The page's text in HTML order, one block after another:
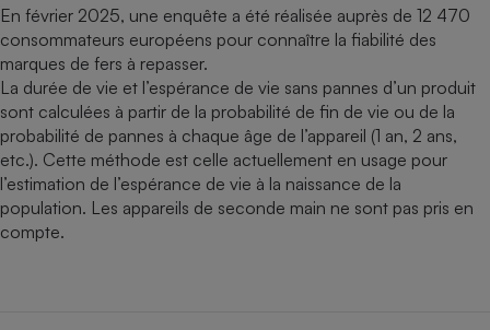
En février 2025, une enquête a été réalisée auprès de 12 470
consommateurs européens pour connaître la fiabilité des
marques de fers à repasser.
La durée de vie et l’espérance de vie sans pannes d’un produit
sont calculées à partir de la probabilité de fin de vie ou de la
probabilité de pannes à chaque âge de l’appareil (1 an, 2 ans,
etc.). Cette méthode est celle actuellement en usage pour
l’estimation de l’espérance de vie à la naissance de la
population. Les appareils de seconde main ne sont pas pris en
compte.